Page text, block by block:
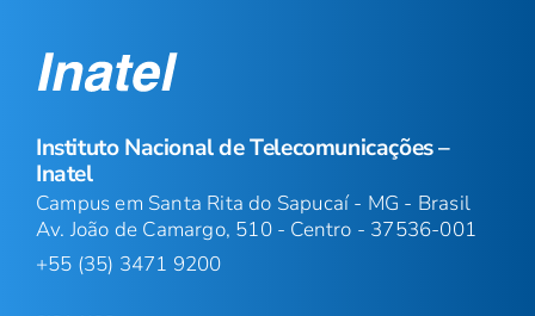
Instituto Nacional de Telecomunicações –
Inatel
Campus em Santa Rita do Sapucaí - MG - Brasil
Av. João de Camargo, 510 - Centro - 37536-001
+55 (35) 3471 9200